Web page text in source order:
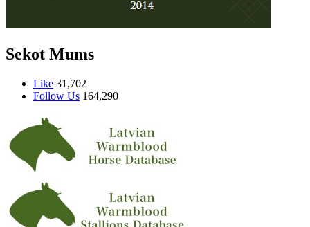
Sekot Mums
Like 31,702
Follow Us 164,290